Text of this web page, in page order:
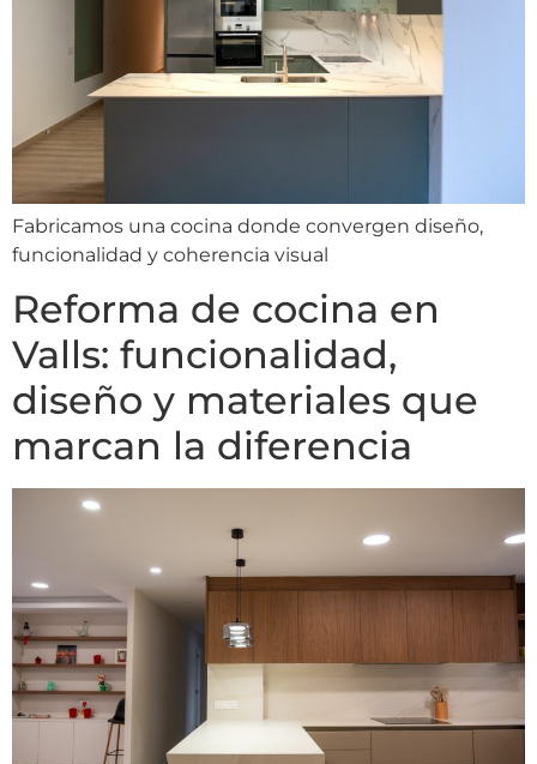
Fabricamos una cocina donde convergen diseño,
funcionalidad y coherencia visual
Reforma de cocina en
Valls: funcionalidad,
diseño y materiales que
marcan la diferencia